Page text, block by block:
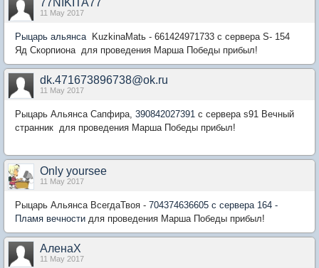
77NIKITA77
11 May 2017
Рыцарь альянса KuzkinaMatь - 661424971733 с сервера S- 154
Яд Скорпиона для проведения Марша Победы прибыл!
dk.471673896738@ok.ru
11 May 2017
Рыцарь Альянса Сапфира, 390842027391 с сервера s91 Вечный
странник для проведения Марша Победы прибыл!
Only yoursee
11 May 2017
Рыцарь Альянса ВсегдаТвоя - 704374636605 с сервера 164 -
Пламя вечности для проведения Марша Победы прибыл!
АленаХ
11 May 2017